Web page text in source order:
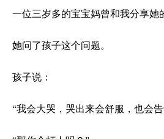
一位三岁多的宝宝妈曾和我分享她
她问了孩子这个问题。
孩子说：
“我会大哭，哭出来会舒服，也会